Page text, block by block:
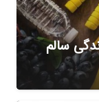
سالم